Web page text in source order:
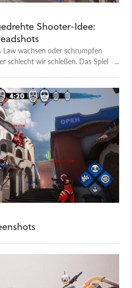
Shooter-Idee:
wachsen oder schrumpfen
schlecht wir schießen. Das Spiel